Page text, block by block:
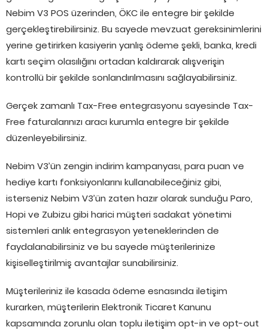
Nebim V3 POS üzerinden, ÖKC ile entegre bir şekilde
gerçekleştirebilirsiniz. Bu sayede mevzuat gereksinimlerini
yerine getirirken kasiyerin yanlış ödeme şekli, banka, kredi
kartı seçim olasılığını ortadan kaldırarak alışverişin
kontrollü bir şekilde sonlandırılmasını sağlayabilirsiniz.
Gerçek zamanlı Tax-Free entegrasyonu sayesinde Tax-
Free faturalarınızı aracı kurumla entegre bir şekilde
düzenleyebilirsiniz.
Nebim V3’ün zengin indirim kampanyası, para puan ve
hediye kartı fonksiyonlarını kullanabileceğiniz gibi,
isterseniz Nebim V3’ün zaten hazır olarak sunduğu Paro,
Hopi ve Zubizu gibi harici müşteri sadakat yönetimi
sistemleri anlık entegrasyon yeteneklerinden de
faydalanabilirsiniz ve bu sayede müşterilerinize
kişiselleştirilmiş avantajlar sunabilirsiniz.
Müşterileriniz ile kasada ödeme esnasında iletişim
kurarken, müşterilerin Elektronik Ticaret Kanunu
kapsamında zorunlu olan toplu iletişim opt-in ve opt-out